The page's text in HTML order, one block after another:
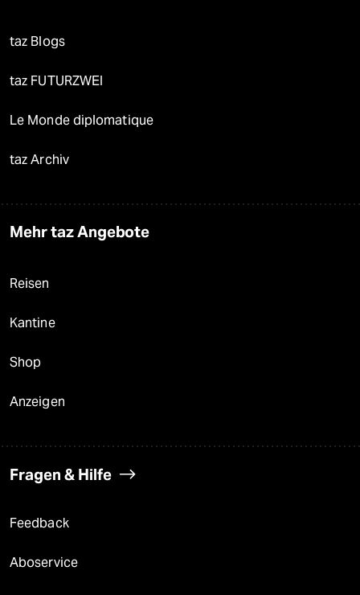
taz Blogs
taz FUTURZWEI
Le Monde diplomatique
taz Archiv
Mehr taz Angebote
Reisen
Kantine
Shop
Anzeigen
Fragen & Hilfe
Feedback
Aboservice